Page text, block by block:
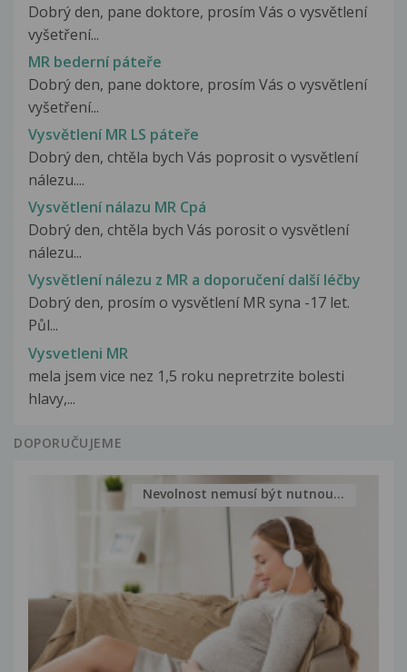
Dobrý den, pane doktore, prosím Vás o vysvětlení
vyšetření...
MR bederní páteře
Dobrý den, pane doktore, prosím Vás o vysvětlení
vyšetření...
Vysvětlení MR LS páteře
Dobrý den, chtěla bych Vás poprosit o vysvětlení
nálezu....
Vysvětlení nálazu MR Cpá
Dobrý den, chtěla bych Vás porosit o vysvětlení
nálezu...
Vysvětlení nálezu z MR a doporučení další léčby
Dobrý den, prosím o vysvětlení MR syna -17 let.
Půl...
Vysvetleni MR
mela jsem vice nez 1,5 roku nepretrzite bolesti
hlavy,...
DOPORUČUJEME
Nevolnost nemusí být nutnou...